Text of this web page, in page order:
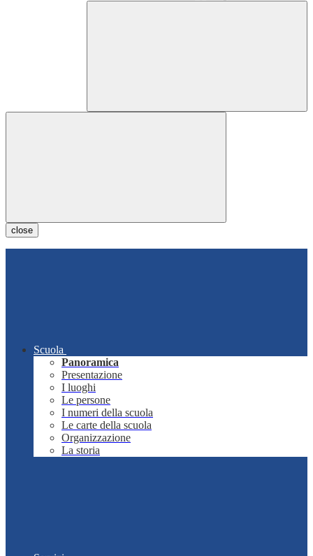
close
Scuola
Panoramica
Presentazione
I luoghi
Le persone
I numeri della scuola
Le carte della scuola
Organizzazione
La storia